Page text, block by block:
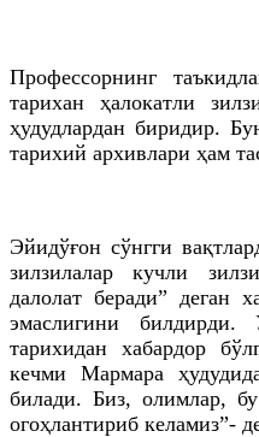
Профессорнинг
тарихан ҳалокатли
ҳудудлардан биридир.
тарихий архивлари ҳам
Эйидўғон сўнгги
зилзилалар кучли
далолат беради” деган
эмаслигини
тарихидан хабардор
кечми Мармара
билади. Биз, олимлар,
огоҳлантириб келамиз”-